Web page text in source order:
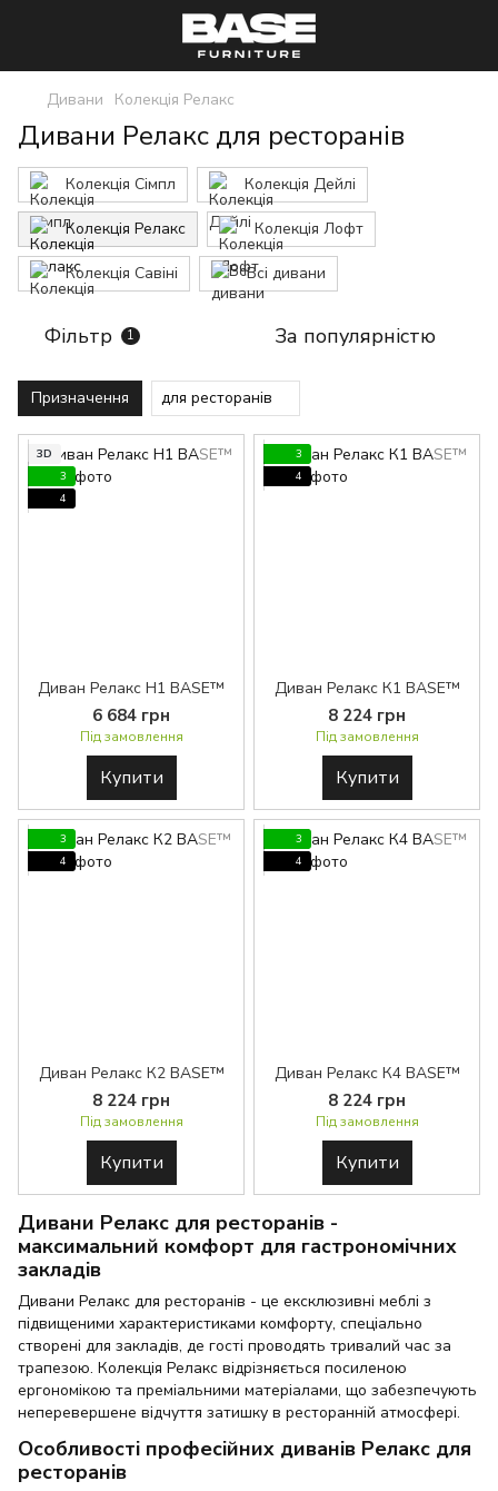
Дивани Колекція Релакс
Дивани Релакс для ресторанів
Колекція Сімпл Колекція Дейлі
Колекція Релакс Колекція Лофт
Колекція Савіні Всі дивани
Фільтр 1 За популярністю
Призначення для ресторанів
3D
3
4
Диван Релакс H1 BASE™
6 684 грн
Під замовлення
Купити
3
4
Диван Релакс К1 BASE™
8 224 грн
Під замовлення
Купити
3
4
Диван Релакс К2 BASE™
8 224 грн
Під замовлення
Купити
3
4
Диван Релакс К4 BASE™
8 224 грн
Під замовлення
Купити
Дивани Релакс для ресторанів -
максимальний комфорт для гастрономічних
закладів
Дивани Релакс для ресторанів - це ексклюзивні меблі з
підвищеними характеристиками комфорту, спеціально
створені для закладів, де гості проводять тривалий час за
трапезою. Колекція Релакс відрізняється посиленою
ергономікою та преміальними матеріалами, що забезпечують
неперевершене відчуття затишку в ресторанній атмосфері.
Особливості професійних диванів Релакс для
ресторанів